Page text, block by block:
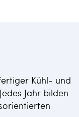
Kühl- und
Jahr bilden